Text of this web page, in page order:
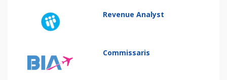
Revenue Analyst
Commissaris